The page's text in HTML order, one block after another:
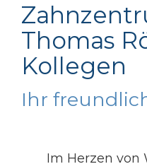
Thomas
Kollegen
Ihr
Im Herzen von